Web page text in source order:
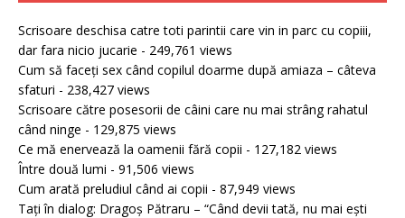
Scrisoare deschisa catre toti parintii care vin in parc cu copiii,
dar fara nicio jucarie - 249,761 views
Cum să faceți sex când copilul doarme după amiaza – câteva
sfaturi - 238,427 views
Scrisoare către posesorii de câini care nu mai strâng rahatul
când ninge - 129,875 views
Ce mă enervează la oamenii fără copii - 127,182 views
Între două lumi - 91,506 views
Cum arată preludiul când ai copii - 87,949 views
Tați în dialog: Dragoș Pătraru – “Când devii tată, nu mai ești